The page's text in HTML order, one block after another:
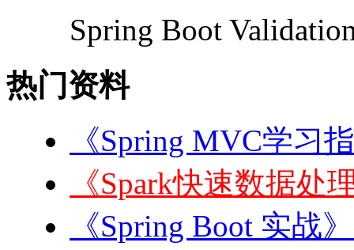
Spring Boot
热门资料
《Spring MVC学习
《Spark快速数据处
《Spring Boot 实战